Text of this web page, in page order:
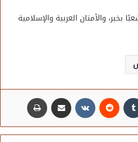
والأمتان العربية والإسلامية
مشاركة عبر البريد